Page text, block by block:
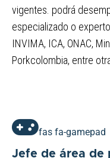
vigentes. podrá
especializado o
INVIMA, ICA, ONAC,
Porkcolombia, entre
fas fa-gamepad
Jefe de área de